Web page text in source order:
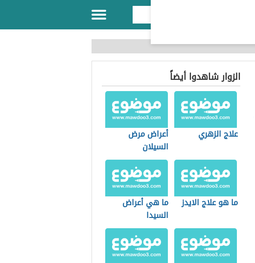
الزوار شاهدوا أيضاً
علاج الزهري
أعراض مرض
السيلان
ما هو علاج الايدز
ما هي أعراض
السيدا